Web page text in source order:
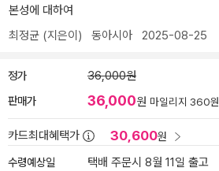
본성에 대하여
최정균 (지은이) 동아시아 2025-08-25
정가 36,000원
판매가 36,000원 마일리지 360원
카드최대혜택가 30,600원
수령예상일
택배 주문시 8월 11일 출고